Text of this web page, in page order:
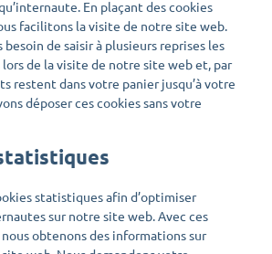
En plaçant des cookies
facilitons la visite de notre site web.
besoin de saisir à plusieurs reprises les
de la visite de notre site web et, par
restent dans votre panier jusqu’à votre
déposer ces cookies sans votre
statistiques afin d’optimiser
sur notre site web. Avec ces
obtenons des informations sur